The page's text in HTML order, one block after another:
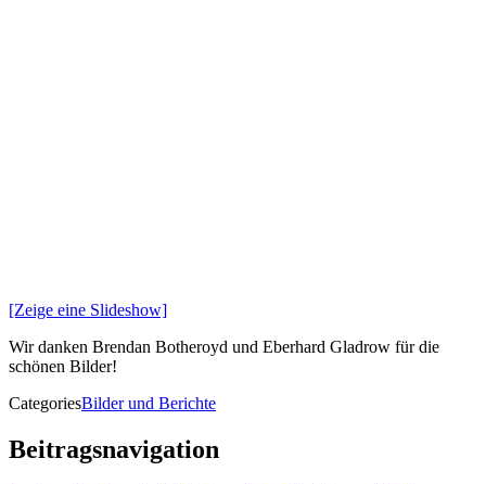
[Zeige eine Slideshow]
Wir danken Brendan Botheroyd und Eberhard Gladrow für die
schönen Bilder!
CategoriesBilder und Berichte
Beitragsnavigation